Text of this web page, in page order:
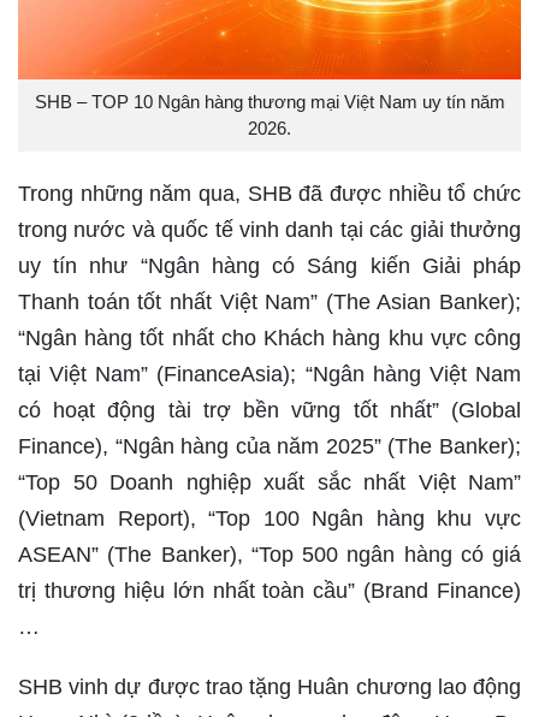
SHB – TOP 10 Ngân hàng thương mại Việt Nam uy tín năm
2026.
Trong những năm qua, SHB đã được nhiều tổ chức
trong nước và quốc tế vinh danh tại các giải thưởng
uy tín như “Ngân hàng có Sáng kiến Giải pháp
Thanh toán tốt nhất Việt Nam” (The Asian Banker);
“Ngân hàng tốt nhất cho Khách hàng khu vực công
tại Việt Nam” (FinanceAsia); “Ngân hàng Việt Nam
có hoạt động tài trợ bền vững tốt nhất” (Global
Finance), “Ngân hàng của năm 2025” (The Banker);
“Top 50 Doanh nghiệp xuất sắc nhất Việt Nam”
(Vietnam Report), “Top 100 Ngân hàng khu vực
ASEAN” (The Banker), “Top 500 ngân hàng có giá
trị thương hiệu lớn nhất toàn cầu” (Brand Finance)
…
SHB vinh dự được trao tặng Huân chương lao động